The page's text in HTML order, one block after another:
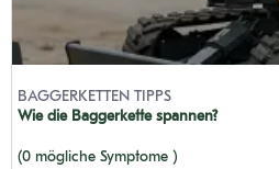
BAGGERKETTEN TIPPS
Wie die Baggerkette spannen?
(0 mögliche Symptome )